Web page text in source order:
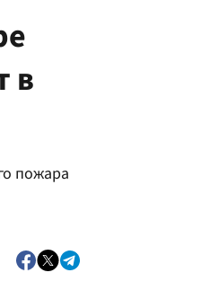
в
пожара